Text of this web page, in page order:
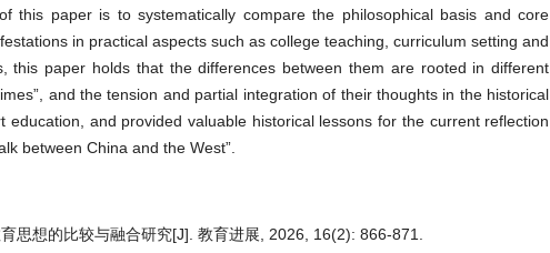
this paper is to systematically compare the philosophical basis and core
in practical aspects such as college teaching, curriculum setting and
this paper holds that the differences between them are rooted in different
and the tension and partial integration of their thoughts in the historical
and provided valuable historical lessons for the current reflection
between China and the West”.
思想的比较与融合研究[J]. 教育进展, 2026, 16(2): 866-871.